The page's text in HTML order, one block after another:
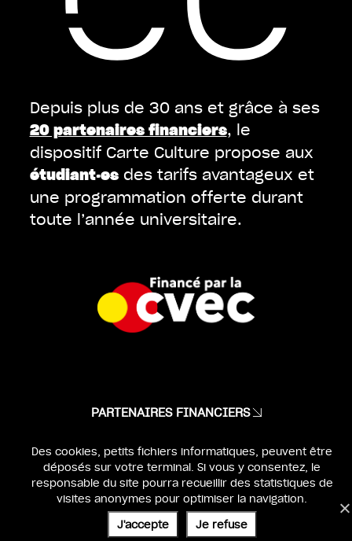
Depuis plus de 30 ans et grâce à ses
20 partenaires financiers, le
dispositif Carte Culture propose aux
étudiant·esdes tarifs avantageux et
une programmation offerte durant
toute l’année universitaire.
PARTENAIRES FINANCIERS
IDENTITÉ & WEBDESIGN :BEN & JO
UX & DEV :SÉBASTIEN POILVERT
Des cookies, petits fichiers informatiques, peuvent être
déposés sur votre terminal. Si vous y consentez, le
responsable du site pourra recueillir des statistiques de
visites anonymes pour optimiser la navigation.
J'accepte
Je refuse